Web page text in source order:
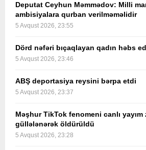
Deputat Ceyhun Məmmədov: Milli
ambisiyalara qurban verilməməlidir
5 Avqust 2026, 23:55
Dörd nəfəri bıçaqlayan qadın həbs
5 Avqust 2026, 23:46
ABŞ deportasiya reysini bərpa etdi
5 Avqust 2026, 23:37
Məşhur TikTok fenomeni canlı yayım
güllələnərək öldürüldü
5 Avqust 2026, 23:28